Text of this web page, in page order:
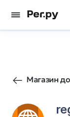
Магазин